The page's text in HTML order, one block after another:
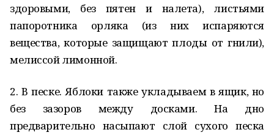
здоровыми, без пятен и налета), листьями
папоротника орляка (из них испаряются
вещества, которые защищают плоды от гнили),
мелиссой лимонной.
2. В песке. Яблоки также укладываем в ящик, но
без зазоров между досками. На дно
предварительно насыпают слой сухого песка